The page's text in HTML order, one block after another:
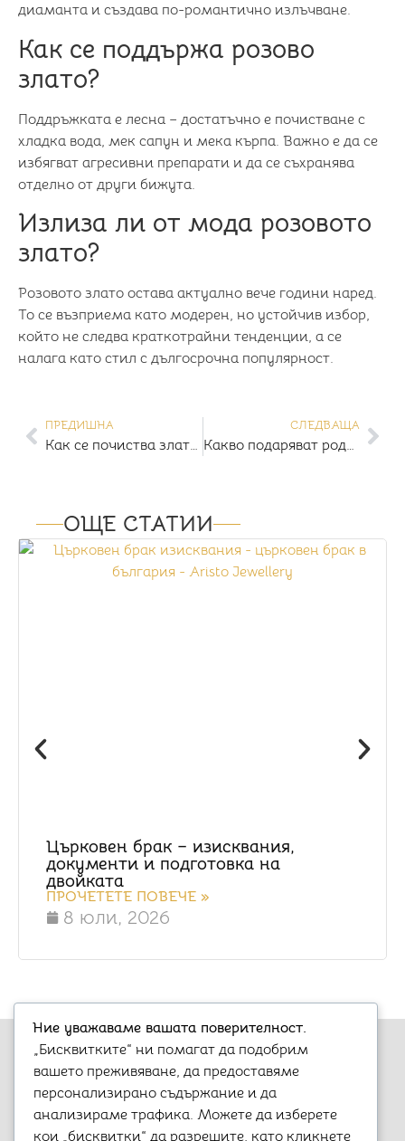
диаманта и създава по-романтично излъчване.
Как се поддържа розово
злато?
Поддръжката е лесна – достатъчно е почистване с
хладка вода, мек сапун и мека кърпа. Важно е да се
избягват агресивни препарати и да се съхранява
отделно от други бижута.
Излиза ли от мода розовото
злато?
Розовото злато остава актуално вече години наред.
То се възприема като модерен, но устойчив избор,
който не следва краткотрайни тенденции, а се
налага като стил с дългосрочна популярност.
ПРЕДИШНА
Как се почиства злато – пълно ръководство за блестящи бижута у дома
СЛЕДВАЩА
Какво подаряват родителите на годеж – традиции и модерни идеи
ОЩЕ СТАТИИ
Църковен брак – изисквания,
документи и подготовка на
двойката
ПРОЧЕТЕТЕ ПОВЕЧЕ »
8 юли, 2026
Варна, бул. „Княз Борис I-ви“ 47
Ние уважаваме вашата поверителност.
„Бисквитките“ ни помагат да подобрим
вашето преживяване, да предоставяме
персонализирано съдържание и да
анализираме трафика. Можете да изберете
кои „бисквитки“ да разрешите, като кликнете